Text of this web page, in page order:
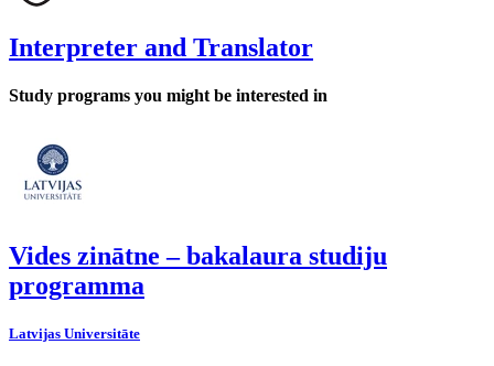
Interpreter and Translator
Study programs you might be interested in
Vides zinātne – bakalaura studiju
programma
Latvijas Universitāte